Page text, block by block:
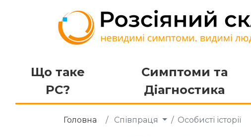
Що таке
РС?
Симптоми та
Діагностика
Головна Співпраця Особисті історії